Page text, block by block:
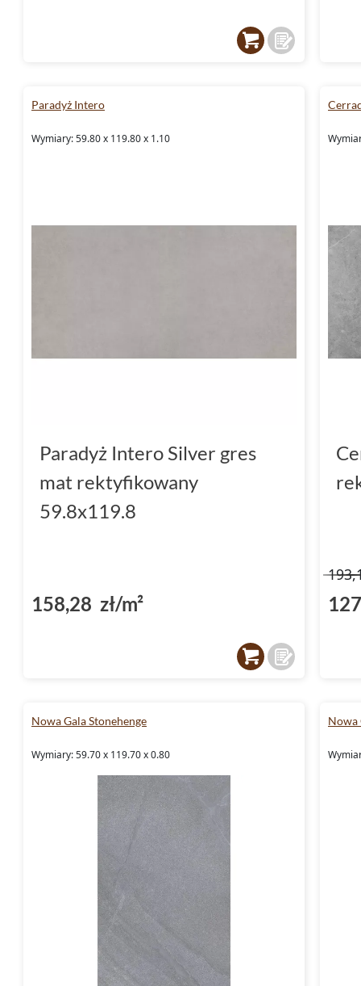
Paradyż Intero
Wymiary: 59.80 x 119.80 x 1.10
Paradyż Intero Silver gres
mat rektyfikowany
59.8x119.8
158,28 zł/m²
Nowa Gala Stonehenge
Wymiary: 59.70 x 119.70 x 0.80
Nowa